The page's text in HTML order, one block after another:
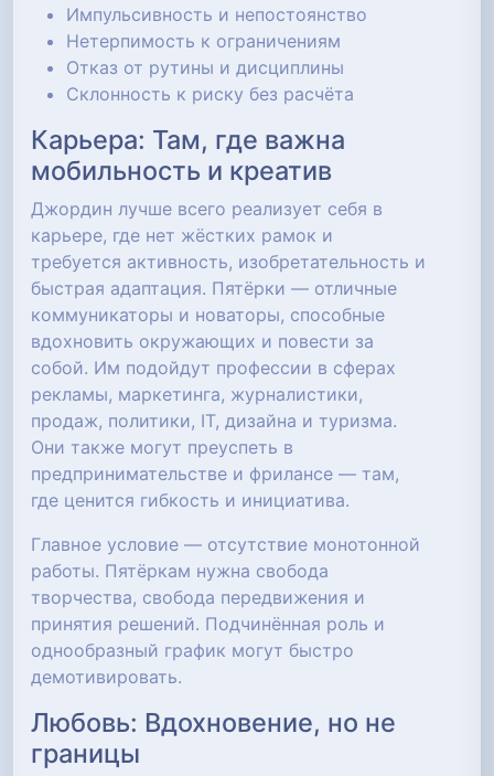
Импульсивность и непостоянство
Нетерпимость к ограничениям
Отказ от рутины и дисциплины
Склонность к риску без расчёта
Карьера: Там, где важна
мобильность и креатив
Джордин лучше всего реализует себя в
карьере, где нет жёстких рамок и
требуется активность, изобретательность и
быстрая адаптация. Пятёрки — отличные
коммуникаторы и новаторы, способные
вдохновить окружающих и повести за
собой. Им подойдут профессии в сферах
рекламы, маркетинга, журналистики,
продаж, политики, IT, дизайна и туризма.
Они также могут преуспеть в
предпринимательстве и фрилансе — там,
где ценится гибкость и инициатива.
Главное условие — отсутствие монотонной
работы. Пятёркам нужна свобода
творчества, свобода передвижения и
принятия решений. Подчинённая роль и
однообразный график могут быстро
демотивировать.
Любовь: Вдохновение, но не
границы